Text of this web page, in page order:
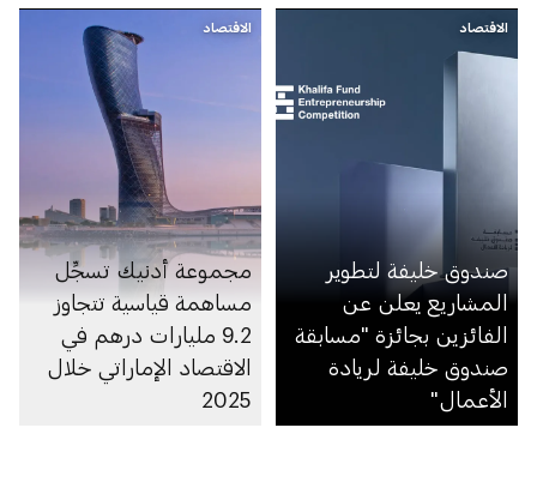
الاقتصاد
صندوق خليفة لتطوير
المشاريع يعلن عن
الفائزين بجائزة "مسابقة
صندوق خليفة لريادة
الأعمال"
الاقتصاد
مجموعة أدنيك تسجِّل
مساهمة قياسية تتجاوز
9.2 مليارات درهم في
الاقتصاد الإماراتي خلال
2025